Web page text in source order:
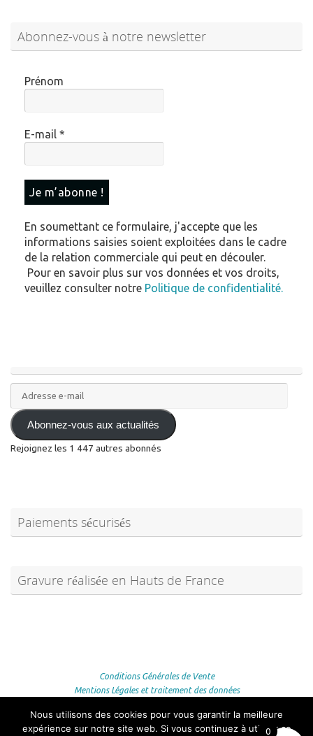
Abonnez-vous à notre newsletter
Prénom
E-mail *
En soumettant ce formulaire, j'accepte que les
informations saisies soient exploitées dans le cadre
de la relation commerciale qui peut en découler.
Pour en savoir plus sur vos données et vos droits,
veuillez consulter notre Politique de confidentialité.
Adresse
e-
mail Abonnez-vous aux actualités
Rejoignez les 1 447 autres abonnés
Paiements sécurisés
Gravure réalisée en Hauts de France
Conditions Générales de Vente
Mentions Légales et traitement des données
Fièrement propulsé parTempera&WordPress.
0
Nous utilisons des cookies pour vous garantir la meilleure
expérience sur notre site web. Si vous continuez à utiliser ce